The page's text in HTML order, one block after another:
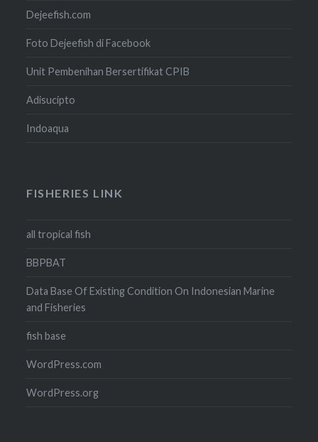
Dejeefish.com
Foto Dejeefish di Facebook
Unit Pembenihan Bersertifikat CPIB
Adisucipto
Indoaqua
FISHERIES LINK
all tropical fish
BBPBAT
Data Base Of Existing Condition On Indonesian Marine
and Fisheries
fish base
WordPress.com
WordPress.org